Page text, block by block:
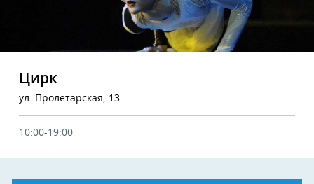
Цирк
ул. Пролетарская, 13
10:00-19:00